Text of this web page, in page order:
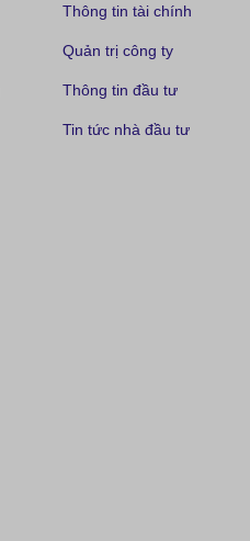
Thông tin tài chính
Quản trị công ty
Thông tin đầu tư
Tin tức nhà đầu tư